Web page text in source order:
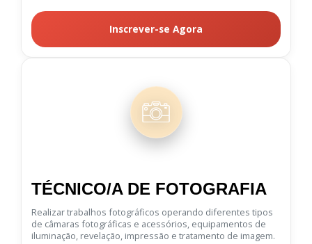
Inscrever-se Agora
TÉCNICO/A DE FOTOGRAFIA
Realizar trabalhos fotográficos operando diferentes tipos
de câmaras fotográficas e acessórios, equipamentos de
iluminação, revelação, impressão e tratamento de imagem.